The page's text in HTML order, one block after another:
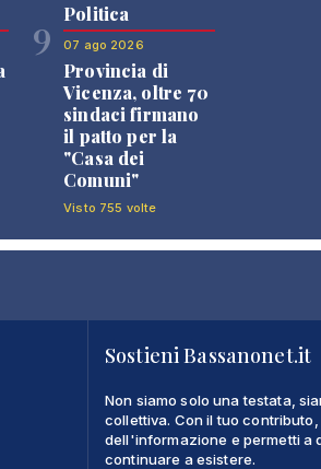
9
Politica
07 ago 2026
Provincia di
Vicenza, oltre 70
sindaci firmano
il patto per la
"Casa dei
Comuni"
Visto 755 volte
Sostieni Bassanonet.it
Non siamo solo una testata,
collettiva. Con il tuo
dell'informazione e permetti a
continuare a esistere.